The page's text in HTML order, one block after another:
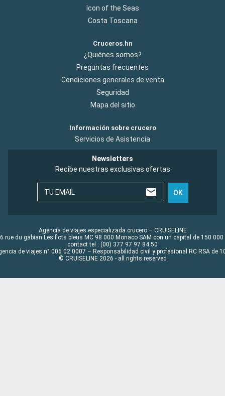
Icon of the Seas
Costa Toscana
Cruceros.hn
¿Quiénes somos?
Preguntas frecuentes
Condiciones generales de venta
Seguridad
Mapa del sitio
Información sobre crucero
Servicios de Asistencia
Newsletters
Recibe nuestras exclusivas ofertas
TU EMAIL OK
Agencia de viajes especializada crucero – CRUISELINE
rue du gabian Les flots bleus MC 98 000 Monaco SAM con un capital de 150 000
contact tel : (00) 377 97 97 84 50
de viajes n° 006 02 0007 – Responsabilidad civil y profesional RC RSA de
© CRUISELINE 2026 - all rights reserved